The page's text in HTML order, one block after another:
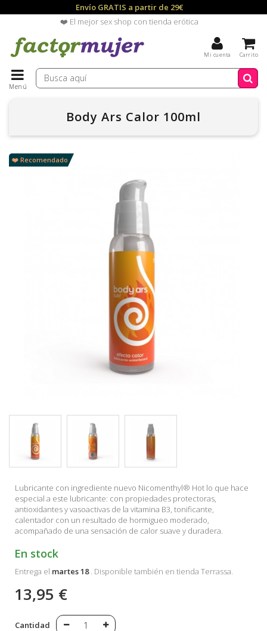
Envío GRATIS a partir de 29€
❤️ El mejor sex shop con tienda erótica
Carrito
Mi cuenta
Menú
Body Ars Calor 100ml
❤️ Recomendado
Lubricante con ingrediente nuevo Nicomenthyl® Hot lo que hace
especial a este lubricante: con propiedades protectoras,
antioxidantes y vasoactivas de la vitamina B3, tonificante,
calentador con un resultado de hormigueo moderado,
acompañado de una sensación de calor suave y duradera.
En stock
Entrega el martes 18 . Disponible también en tienda Terrassa.
13,95 €
Cantidad